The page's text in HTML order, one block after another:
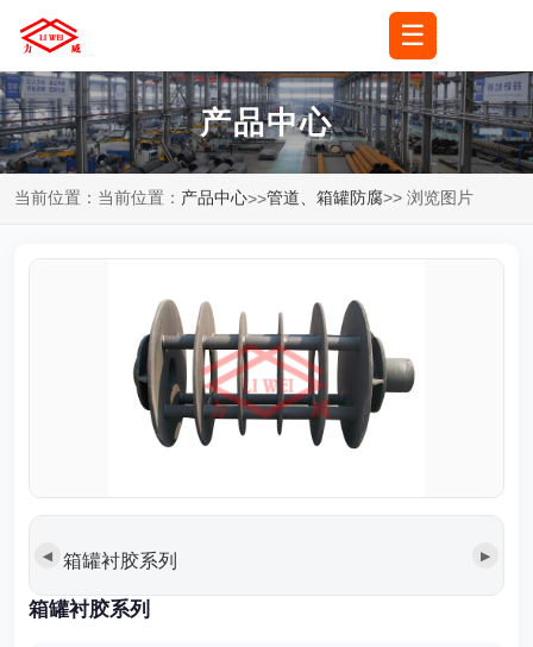
☰
产品中心
当前位置：当前位置： 产品中心>>管道、箱罐防腐>> 浏览图片
◀ 箱罐衬胶系列 ▶
箱罐衬胶系列